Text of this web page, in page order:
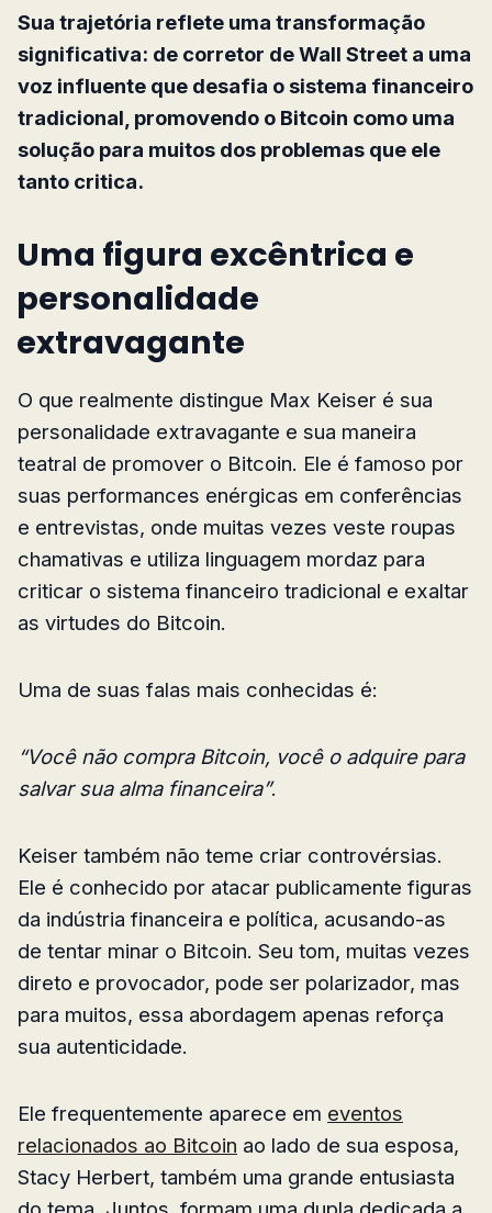
Sua trajetória reflete uma transformação
significativa: de corretor de Wall Street a uma
voz influente que desafia o sistema financeiro
tradicional, promovendo o Bitcoin como uma
solução para muitos dos problemas que ele
tanto critica.
Uma figura excêntrica e
personalidade
extravagante
O que realmente distingue Max Keiser é sua
personalidade extravagante e sua maneira
teatral de promover o Bitcoin. Ele é famoso por
suas performances enérgicas em conferências
e entrevistas, onde muitas vezes veste roupas
chamativas e utiliza linguagem mordaz para
criticar o sistema financeiro tradicional e exaltar
as virtudes do Bitcoin.
Uma de suas falas mais conhecidas é:
“Você não compra Bitcoin, você o adquire para
salvar sua alma financeira”.
Keiser também não teme criar controvérsias.
Ele é conhecido por atacar publicamente figuras
da indústria financeira e política, acusando-as
de tentar minar o Bitcoin. Seu tom, muitas vezes
direto e provocador, pode ser polarizador, mas
para muitos, essa abordagem apenas reforça
sua autenticidade.
Ele frequentemente aparece em eventos
relacionados ao Bitcoin ao lado de sua esposa,
Stacy Herbert, também uma grande entusiasta